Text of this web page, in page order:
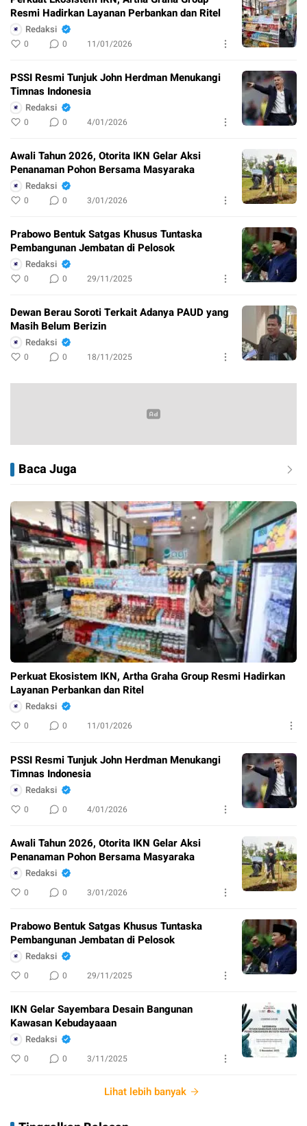
Resmi Hadirkan Layanan Perbankan dan Ritel
Redaksi
0 0 11/01/2026
PSSI Resmi Tunjuk John Herdman Menukangi
Timnas Indonesia
Redaksi
0 0 4/01/2026
Awali Tahun 2026, Otorita IKN Gelar Aksi
Penanaman Pohon Bersama Masyaraka
Redaksi
0 0 3/01/2026
Prabowo Bentuk Satgas Khusus Tuntaska
Pembangunan Jembatan di Pelosok
Redaksi
0 0 29/11/2025
Dewan Berau Soroti Terkait Adanya PAUD yang
Masih Belum Berizin
Redaksi
0 0 18/11/2025
Baca Juga
Perkuat Ekosistem IKN, Artha Graha Group Resmi Hadirkan
Layanan Perbankan dan Ritel
Redaksi
0 0 11/01/2026
PSSI Resmi Tunjuk John Herdman Menukangi
Timnas Indonesia
Redaksi
0 0 4/01/2026
Awali Tahun 2026, Otorita IKN Gelar Aksi
Penanaman Pohon Bersama Masyaraka
Redaksi
0 0 3/01/2026
Prabowo Bentuk Satgas Khusus Tuntaska
Pembangunan Jembatan di Pelosok
Redaksi
0 0 29/11/2025
IKN Gelar Sayembara Desain Bangunan
Kawasan Kebudayaaan
Redaksi
0 0 3/11/2025
Lihat lebih banyak